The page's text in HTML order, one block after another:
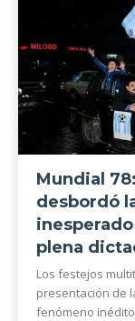
Mundial
desbordó
plena
Los festejos
presentación de
fenómeno